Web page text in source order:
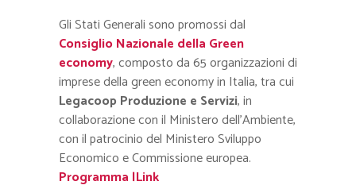
Gli Stati Generali sono promossi dal
Consiglio Nazionale della Green
economy, composto da 65 organizzazioni di
imprese della green economy in Italia, tra cui
Legacoop Produzione e Servizi, in
collaborazione con il Ministero dell’Ambiente,
con il patrocinio del Ministero Sviluppo
Economico e Commissione europea.
Programma |Link